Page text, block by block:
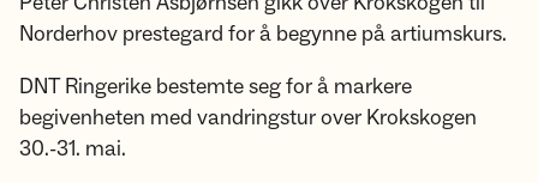
Norderhov prestegard for å begynne på artiumskurs.
DNT Ringerike bestemte seg for å markere
begivenheten med vandringstur over Krokskogen
30.-31. mai.